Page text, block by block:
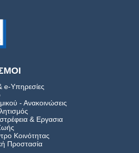
e-Υπηρεσίες
- Ανακοινώσεις
& Εργασια
Κοινότητας
Προστασία